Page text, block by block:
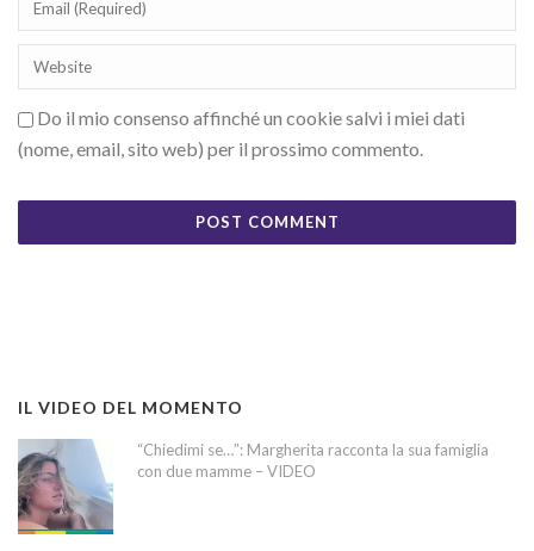
Do il mio consenso affinché un cookie salvi i miei dati
(nome, email, sito web) per il prossimo commento.
IL VIDEO DEL MOMENTO
“Chiedimi se…”: Margherita racconta la sua famiglia
con due mamme – VIDEO